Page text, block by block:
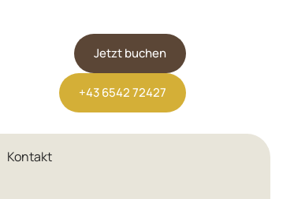
Jetzt buchen
+43 6542 72427
Kontakt